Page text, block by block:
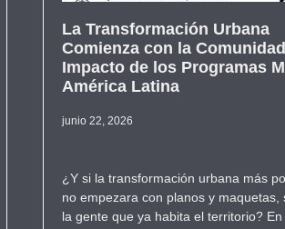
La Transformación Urbana
Comienza con la
Impacto de los Programas
América Latina
junio 22, 2026
¿Y si la transformación urbana más
no empezara con planos y maquetas,
la gente que ya habita el territorio? En